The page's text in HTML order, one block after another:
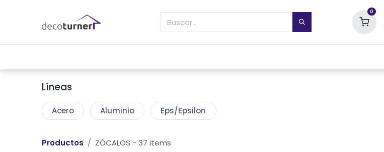
0
Líneas
Acero Aluminio Eps/Epsilon
Productos ZÓCALOS - 37 items